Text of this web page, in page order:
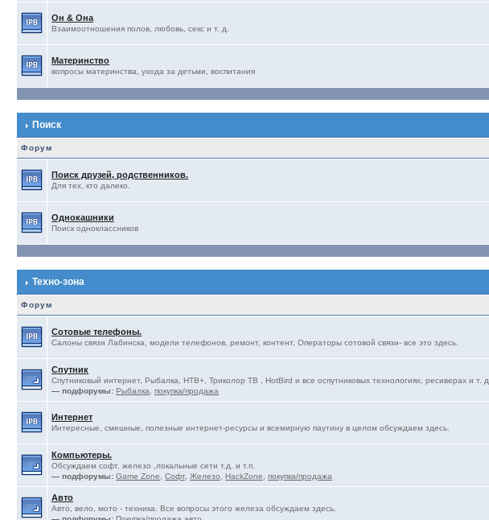
Он & Она
Взаимоотношения полов, любовь, секс и т. д.
Материнство
вопросы материнства, ухода за детьми, воспитания
Поиск
Форум
Поиск друзей, родственников.
Для тех, кто далеко.
Однокашники
Поиск одноклассников
Техно-зона
Форум
Сотовые телефоны.
Салоны связи Лабинска, модели телефонов, ремонт, контент, Операторы сотовой связи- все это здесь.
Спутник
Спутниковый интернет, Рыбалка, НТВ+, Триколор ТВ , HotBird и все оспутниковых технологиях, ресиверах и т. д.
— подфорумы: Рыбалка ,покупка/продажа
Интернет
Интересные, смешные, полезные интернет-ресурсы и всемирную паутину в целом обсуждаем здесь.
Компьютеры.
Обсуждаем софт, железо ,локальные сети т.д. и т.п.
— подфорумы: Game Zone ,Софт,Железо ,HackZone ,покупка/продажа
Авто
Авто, вело, мото - техника. Все вопросы этого железа обсуждаем здесь.